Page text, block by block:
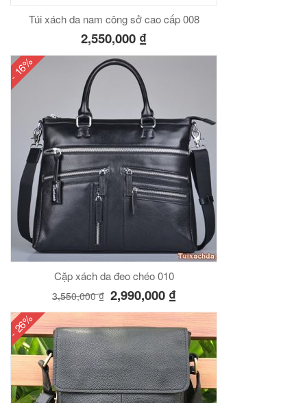
Túi xách da nam công sở cao cấp 008
2,550,000 ₫
- 16%
Cặp xách da đeo chéo 010
3,550,000₫ 2,990,000 ₫
- 26%